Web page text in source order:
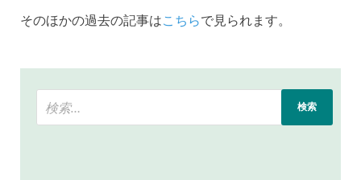
そのほかの過去の記事はこちらで見られます。